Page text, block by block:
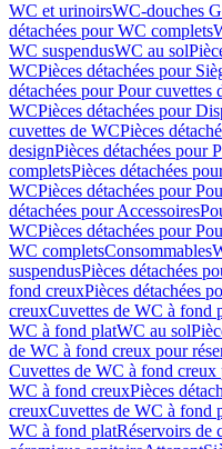
WC et urinoirsWC-douches
détachées pour WC complets
WC suspendusWC au sol
WCPièces détachées pour
détachées pour Pour cuvettes
WCPièces détachées pour
cuvettes de WCPièces
designPièces détachées pour
completsPièces détachées
WCPièces détachées pour
détachées pour Accessoires
WCPièces détachées pour
WC completsConsommables
suspendusPièces détachées
fond creuxPièces détachées
creuxCuvettes de WC à fond
WC à fond platWC au sol
de WC à fond creux pour
Cuvettes de WC à fond creux
WC à fond creuxPièces
creuxCuvettes de WC à fond
WC à fond platRéservoirs de